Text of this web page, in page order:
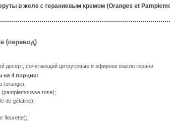
в желе c гераниевым кремом (Oranges et
(перевод)
десерт, сочетающий цитрусовые и эфирное масло герани
на 4 порции:
(orange);
(pamplemousse rose);
de gélatine);
fleurette);